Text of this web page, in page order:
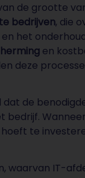
de grootte
bedrijven, die
het
en
deze
dat de
te
waarvan IT-